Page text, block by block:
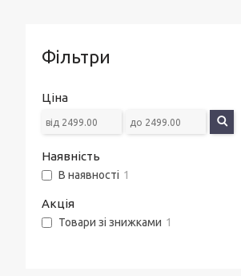
Фільтри
Ціна
Наявність
В наявності 1
Акція
Товари зі знижками 1